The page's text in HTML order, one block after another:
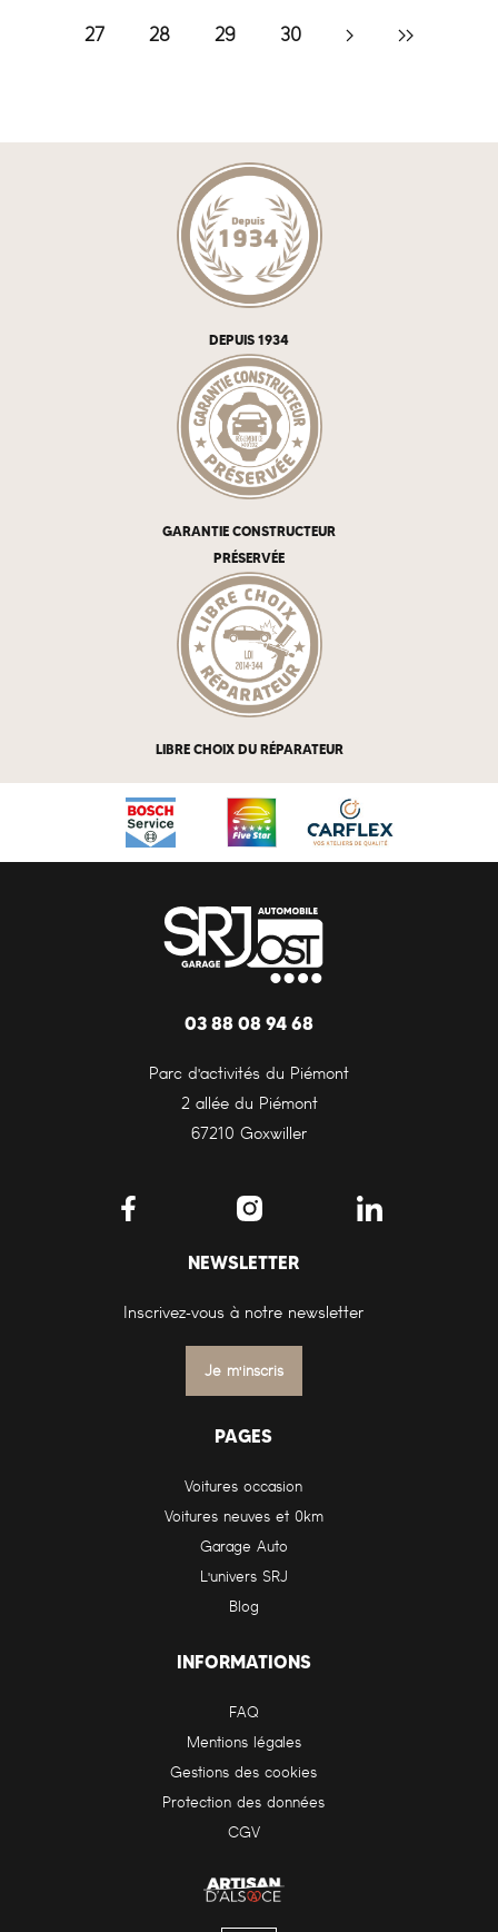
27
28 29 30
DEPUIS 1934
GARANTIE CONSTRUCTEUR
PRÉSERVÉE
LIBRE CHOIX DU RÉPARATEUR
03 88 08 94 68
Parc d'activités du Piémont
2 allée du Piémont
67210 Goxwiller
NEWSLETTER
Inscrivez-vous à notre newsletter
Je m'inscris
PAGES
Voitures occasion
Voitures neuves et 0km
Garage Auto
L'univers SRJ
Blog
INFORMATIONS
FAQ
Mentions légales
Gestions des cookies
Protection des données
CGV